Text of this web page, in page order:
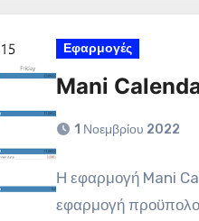
Εφαρμογές
Mani
1 Νοεμβρίου 2022
Η εφαρμογή Mani
εφαρμογή